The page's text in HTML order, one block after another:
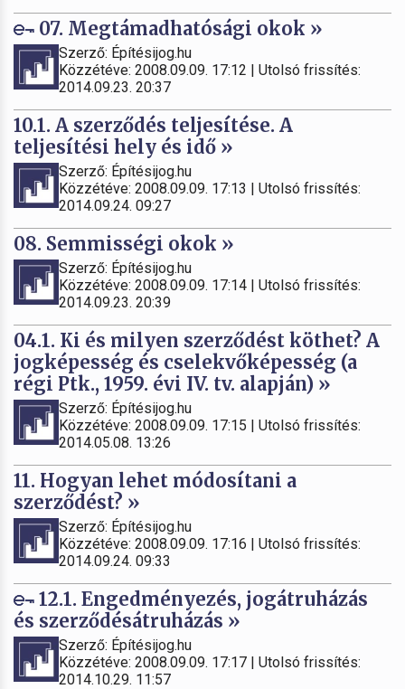
07. Megtámadhatósági okok »
Szerző: Építésijog.hu
Közzétéve: 2008.09.09. 17:12 | Utolsó frissítés:
2014.09.23. 20:37
10.1. A szerződés teljesítése. A
teljesítési hely és idő »
Szerző: Építésijog.hu
Közzétéve: 2008.09.09. 17:13 | Utolsó frissítés:
2014.09.24. 09:27
08. Semmisségi okok »
Szerző: Építésijog.hu
Közzétéve: 2008.09.09. 17:14 | Utolsó frissítés:
2014.09.23. 20:39
04.1. Ki és milyen szerződést köthet? A
jogképesség és cselekvőképesség (a
régi Ptk., 1959. évi IV. tv. alapján) »
Szerző: Építésijog.hu
Közzétéve: 2008.09.09. 17:15 | Utolsó frissítés:
2014.05.08. 13:26
11. Hogyan lehet módosítani a
szerződést? »
Szerző: Építésijog.hu
Közzétéve: 2008.09.09. 17:16 | Utolsó frissítés:
2014.09.24. 09:33
12.1. Engedményezés, jogátruházás
és szerződésátruházás »
Szerző: Építésijog.hu
Közzétéve: 2008.09.09. 17:17 | Utolsó frissítés:
2014.10.29. 11:57